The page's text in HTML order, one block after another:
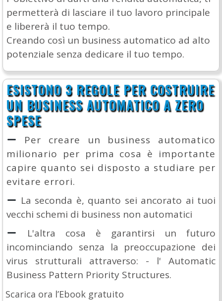
permetterà di lasciare il tuo lavoro principale
e libererà il tuo tempo.
Creando così un business automatico ad alto
potenziale senza dedicare il tuo tempo.
ESISTONO 3 REGOLE PER COSTRUIRE
UN BUSINESS AUTOMATICO A ZERO
SPESE
Per creare un business automatico
milionario per prima cosa è importante
capire quanto sei disposto a studiare per
evitare errori.
La seconda è, quanto sei ancorato ai tuoi
vecchi schemi di business non automatici
L'altra cosa è garantirsi un futuro
incominciando senza la preoccupazione dei
virus strutturali attraverso: - l' Automatic
Business Pattern Priority Structures.
Scarica ora l’Ebook gratuito